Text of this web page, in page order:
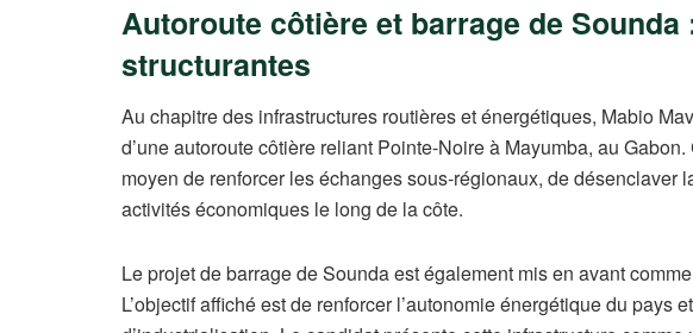
Autoroute côtière et barrage de
structurantes
Au chapitre des infrastructures routières et énergétiques, Mabio
d’une autoroute côtière reliant Pointe‑Noire à Mayumba, au
moyen de renforcer les échanges sous‑régionaux, de désenclaver
activités économiques le long de la côte.
Le projet de barrage de Sounda est également mis en avant
L’objectif affiché est de renforcer l’autonomie énergétique du pays